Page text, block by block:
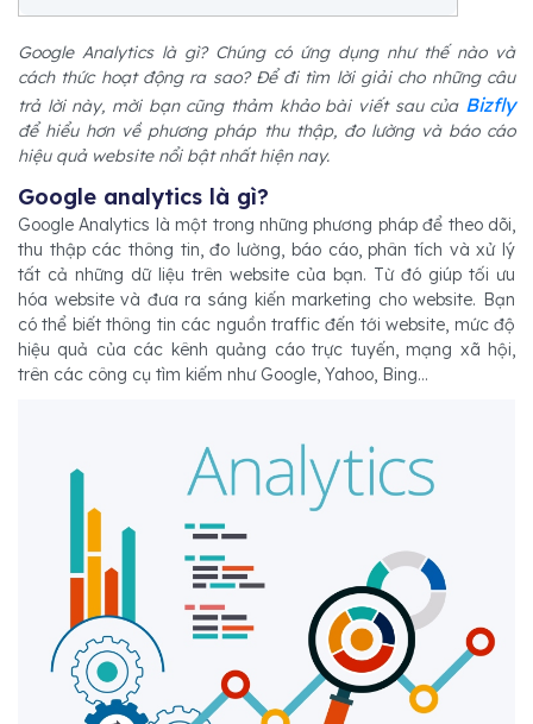
Google​ Analytics là gì? Chúng có ứng dụng như thế nào và
cách thức hoạt động ra sao? Để đi tìm lời giải cho những câu
trả lời này, mời bạn cũng thảm khảo bài viết sau của Bizfly
để hiểu hơn về phương pháp thu thập, đo lường và báo cáo
hiệu quả website nổi bật nhất hiện nay.
Google analytics là gì?
Google Analytics là một trong những phương pháp để theo dõi,
thu thập các thông tin, đo lường, báo cáo, phân tích và xử lý
tất cả những dữ liệu trên website của bạn. Từ đó giúp tối ưu
hóa website và đưa ra sáng kiến marketing cho website. Bạn
có thể biết thông tin các nguồn traffic đến tới website, mức độ
hiệu quả của các kênh quảng cáo trực tuyến, mạng xã hội,
trên các công cụ tìm kiếm như Google, Yahoo, Bing…